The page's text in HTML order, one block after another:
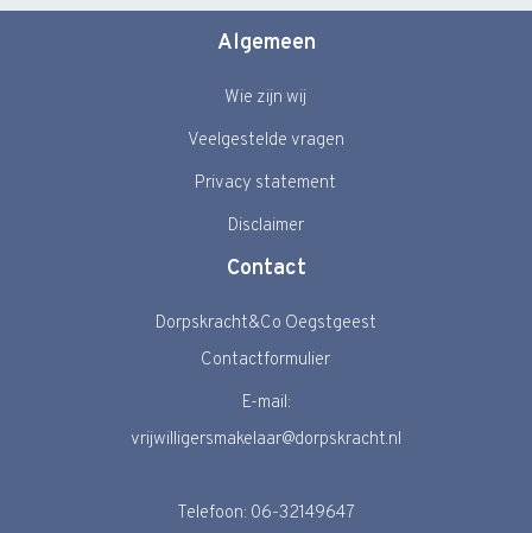
Algemeen
Wie zijn wij
Veelgestelde vragen
Privacy statement
Disclaimer
Contact
Dorpskracht&Co Oegstgeest
Contactformulier
E-mail:
vrijwilligersmakelaar@dorpskracht.nl
Telefoon: 06-32149647